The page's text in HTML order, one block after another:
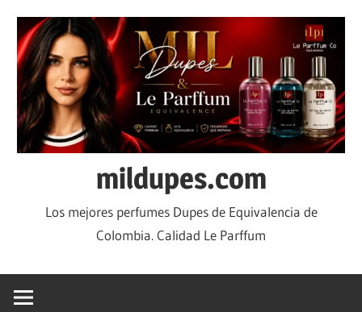
mildupes.com
Los mejores perfumes Dupes de Equivalencia de
Colombia. Calidad Le Parffum